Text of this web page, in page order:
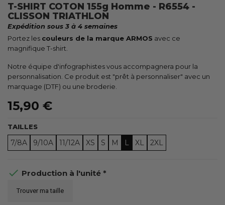
T-SHIRT COTON 155g Homme - R6554 -
CLISSON TRIATHLON
Expédition sous 3 à 4 semaines
Portez les couleurs de la marque ARMOS avec ce
magnifique T-shirt.
Notre équipe d'infographistes vous accompagnera pour la
personnalisation. Ce produit est "prêt à personnaliser" avec un
marquage (DTF) ou une broderie.
15,90 €
TAILLES
7/8A 9/10A 11/12A XS S M L XL 2XL
 Production à l'unité *
Trouver ma taille